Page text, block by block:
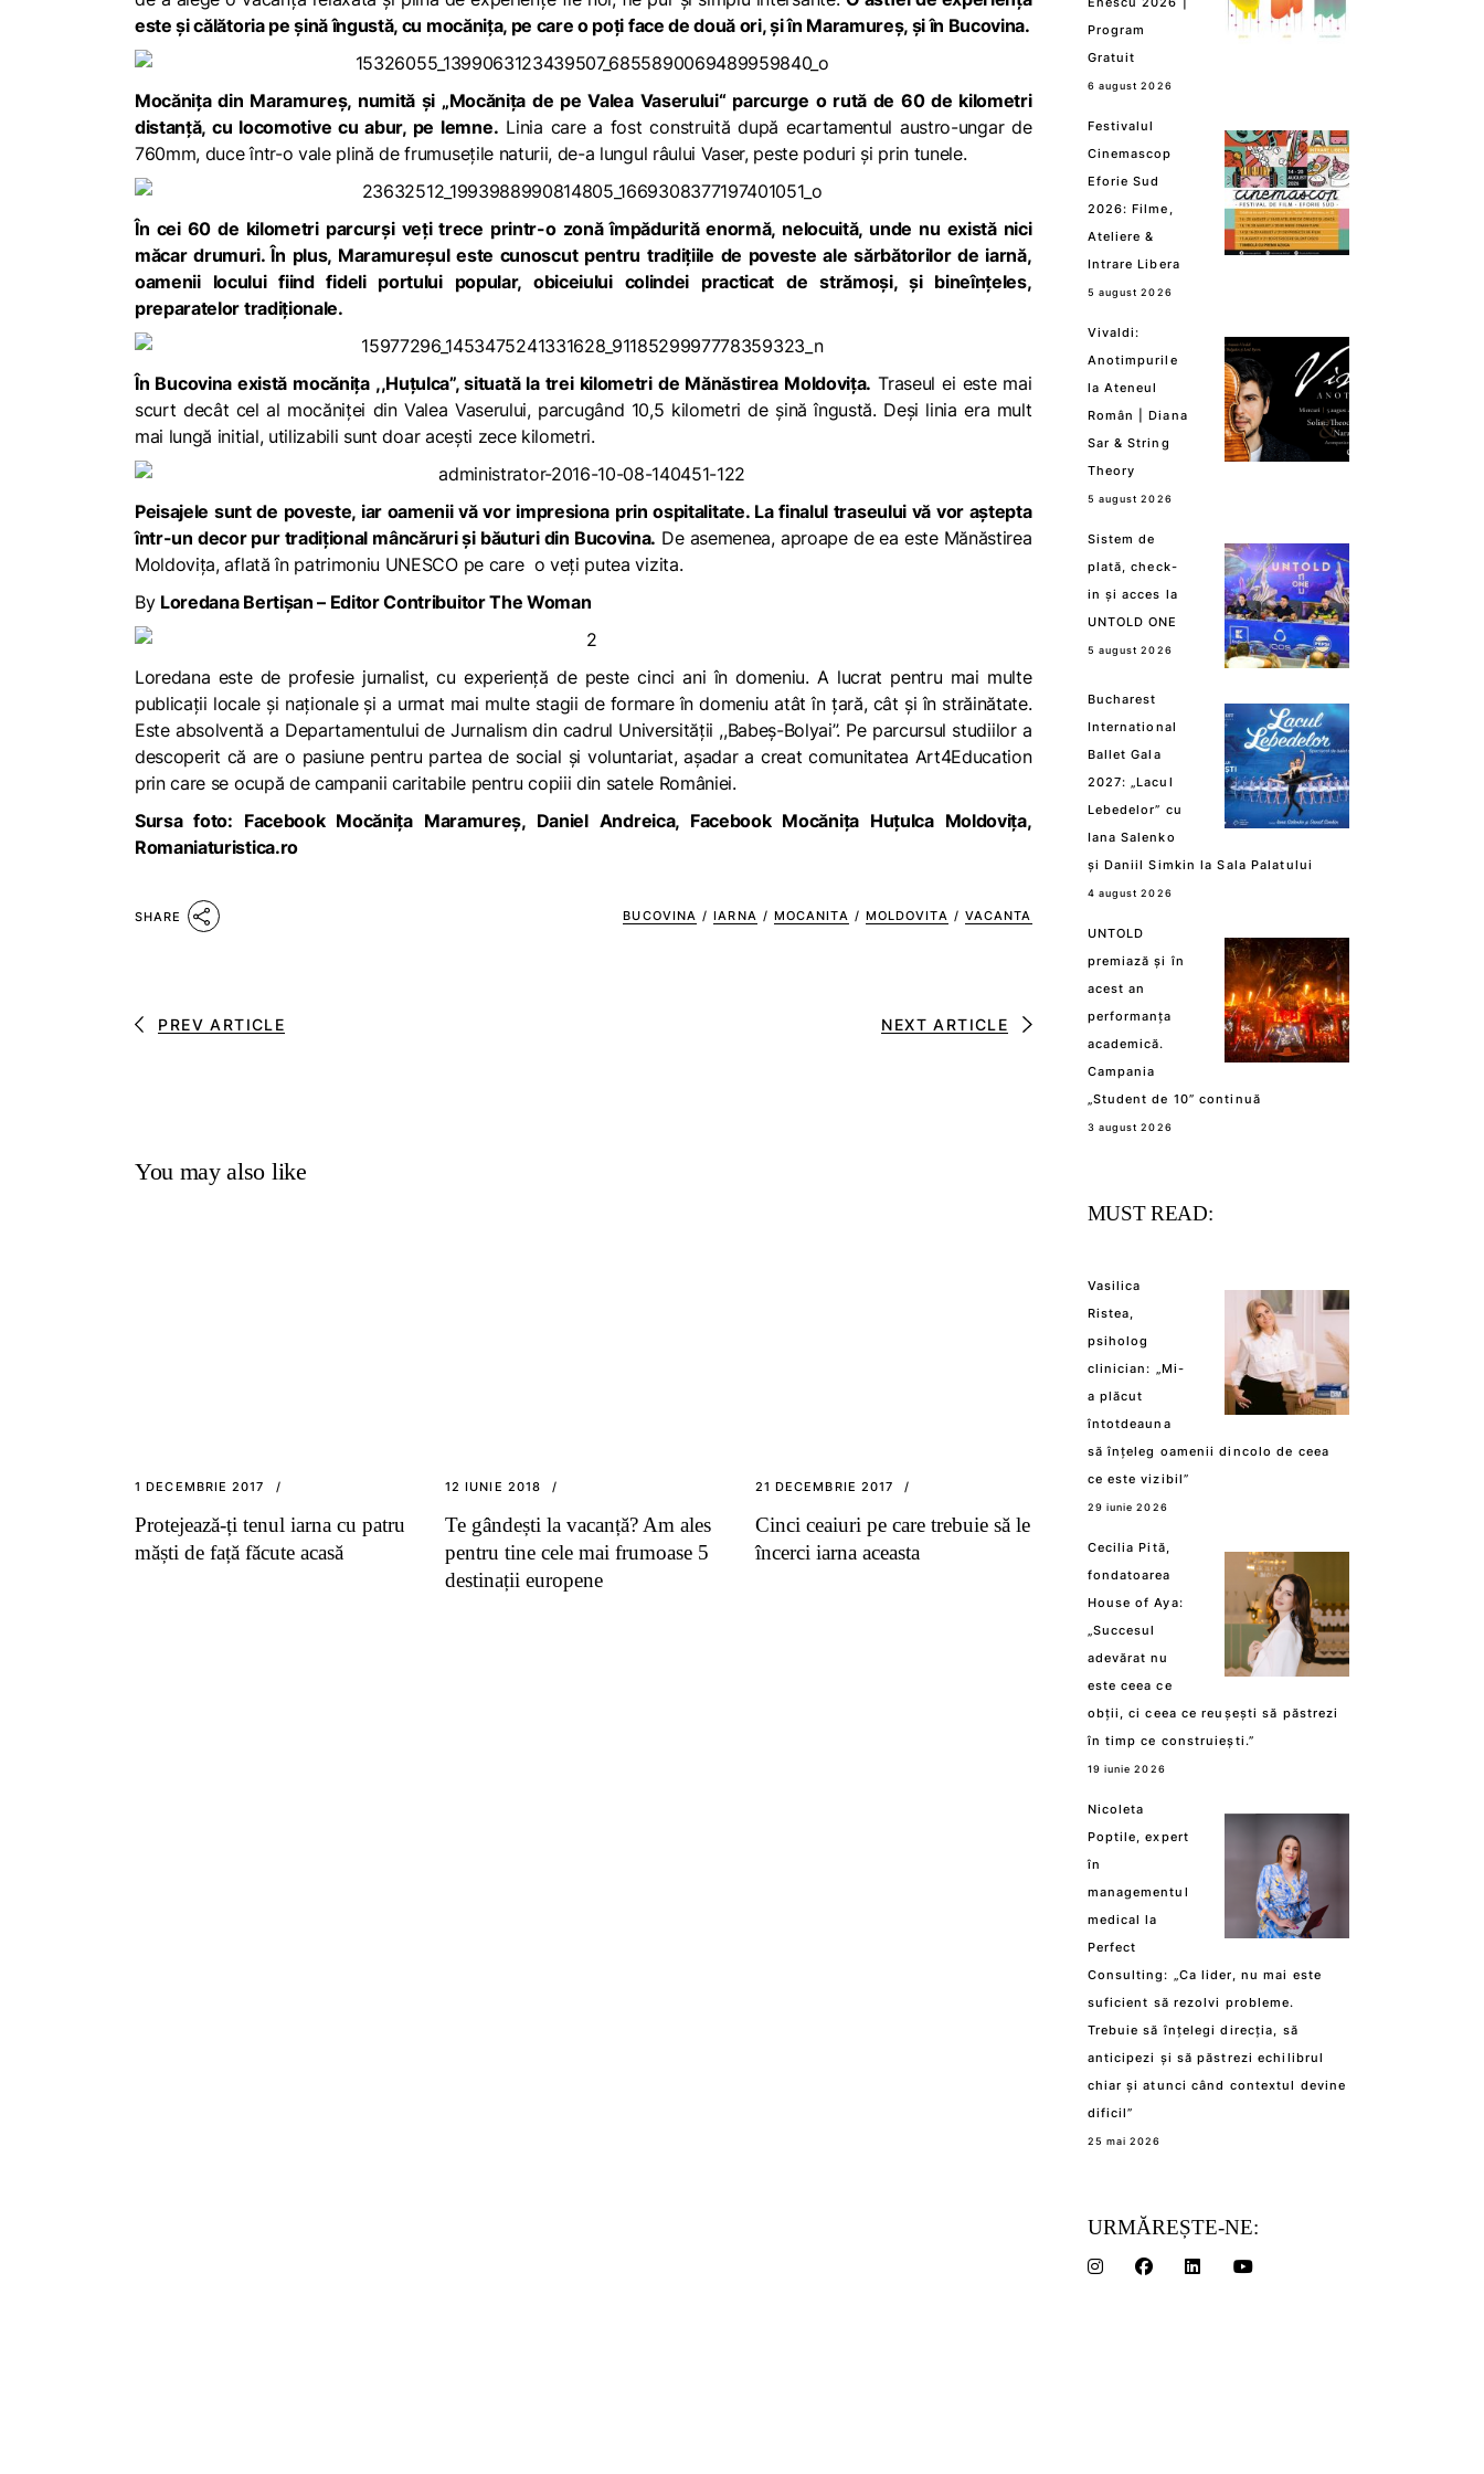
este și călătoria pe șină îngustă, cu mocănița, pe care o poți face de două ori, și în Maramureș, și în Bucovina.
Mocănița din Maramureș, numită și „Mocăniţa de pe Valea Vaserului“ parcurge o rută de 60 de kilometri
distanţă, cu locomotive cu abur, pe lemne. Linia care a fost construită după ecartamentul austro-ungar de
760mm, duce într-o vale plină de frumusețile naturii, de-a lungul râului Vaser, peste poduri şi prin tunele.
În cei 60 de kilometri parcurși veți trece printr-o zonă împădurită enormă, nelocuită, unde nu există nici
măcar drumuri. În plus, Maramureșul este cunoscut pentru tradițiile de poveste ale sărbătorilor de iarnă,
oamenii locului fiind fideli portului popular, obiceiului colindei practicat de strămoși, și bineînțeles,
preparatelor tradiționale.
În Bucovina există mocănița ,,Huțulca”, situată la trei kilometri de Mănăstirea Moldovița. Traseul ei este mai
scurt decât cel al mocăniței din Valea Vaserului, parcugând 10,5 kilometri de șină îngustă. Deși linia era mult
mai lungă initial, utilizabili sunt doar acești zece kilometri.
Peisajele sunt de poveste, iar oamenii vă vor impresiona prin ospitalitate. La finalul traseului vă vor aștepta
într-un decor pur tradițional mâncăruri și băuturi din Bucovina. De asemenea, aproape de ea este Mănăstirea
Moldovița, aflată în patrimoniu UNESCO pe care o veți putea vizita.
By Loredana Bertișan – Editor Contribuitor The Woman
Loredana este de profesie jurnalist, cu experiență de peste cinci ani în domeniu. A lucrat pentru mai multe
publicații locale și naționale și a urmat mai multe stagii de formare în domeniu atât în țară, cât și în străinătate.
Este absolventă a Departamentului de Jurnalism din cadrul Universității ,,Babeș-Bolyai”. Pe parcursul studiilor a
descoperit că are o pasiune pentru partea de social și voluntariat, așadar a creat comunitatea Art4Education
prin care se ocupă de campanii caritabile pentru copiii din satele României.
Sursa foto: Facebook Mocănița Maramureș, Daniel Andreica, Facebook Mocănița Huțulca Moldovița,
Romaniaturistica.ro
SHARE BUCOVINA / IARNA / MOCANITA / MOLDOVITA / VACANTA
PREV ARTICLE NEXT ARTICLE
You may also like
1 DECEMBRIE 2017
Protejează-ți tenul iarna cu patru
măști de față făcute acasă
12 IUNIE 2018
Te gândești la vacanță? Am ales
pentru tine cele mai frumoase 5
destinații europene
21 DECEMBRIE 2017
Cinci ceaiuri pe care trebuie să le
încerci iarna aceasta
Program
Gratuit
6 august 2026
Festivalul
Cinemascop
Eforie Sud
2026: Filme,
Ateliere &
Intrare Libera
5 august 2026
Vivaldi:
Anotimpurile
la Ateneul
Român | Diana
Sar & String
Theory
5 august 2026
Sistem de
plată, check-
in și acces la
UNTOLD ONE
5 august 2026
Bucharest
International
Ballet Gala
2027: „Lacul
Lebedelor” cu
Iana Salenko
și Daniil Simkin la Sala Palatului
4 august 2026
UNTOLD
premiază și în
acest an
performanța
academică.
Campania
„Student de 10” continuă
3 august 2026
MUST READ:
Vasilica
Ristea,
psiholog
clinician: „Mi-
a plăcut
întotdeauna
să înțeleg oamenii dincolo de ceea
ce este vizibil”
29 iunie 2026
Cecilia Pită,
fondatoarea
House of Aya:
„Succesul
adevărat nu
este ceea ce
obții, ci ceea ce reușești să păstrezi
în timp ce construiești.”
19 iunie 2026
Nicoleta
Poptile, expert
în
managementul
medical la
Perfect
Consulting: „Ca lider, nu mai este
suficient să rezolvi probleme.
Trebuie să înțelegi direcția, să
anticipezi și să păstrezi echilibrul
chiar și atunci când contextul devine
dificil”
25 mai 2026
URMĂREȘTE-NE: